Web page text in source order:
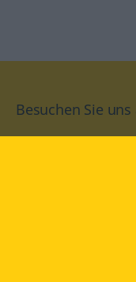
Besuchen Sie uns